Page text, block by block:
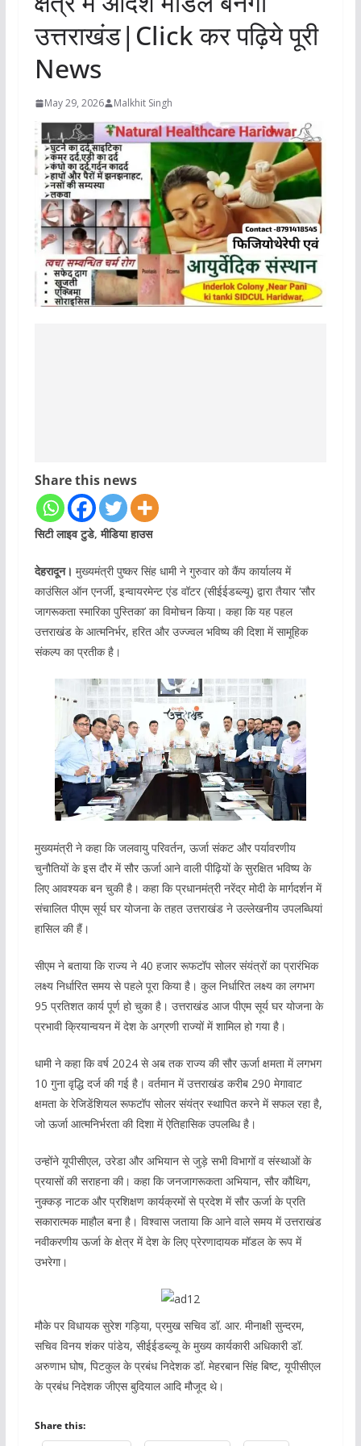
उत्तराखंड|Click कर पढ़िये पूरी
News
May 29, 2026 Malkhit Singh
Share this news
सिटी लाइव टुडे, मीडिया हाउस
देहरादून। मुख्यमंत्री पुष्कर सिंह धामी ने गुरुवार को कैंप कार्यालय में
काउंसिल ऑन एनर्जी, इन्वायरमेन्ट एंड वॉटर (सीईईडब्ल्यू) द्वारा तैयार ‘सौर
जागरूकता स्मारिका पुस्तिका’ का विमोचन किया। कहा कि यह पहल
उत्तराखंड के आत्मनिर्भर, हरित और उज्ज्वल भविष्य की दिशा में सामूहिक
संकल्प का प्रतीक है।
मुख्यमंत्री ने कहा कि जलवायु परिवर्तन, ऊर्जा संकट और पर्यावरणीय
चुनौतियों के इस दौर में सौर ऊर्जा आने वाली पीढ़ियों के सुरक्षित भविष्य के
लिए आवश्यक बन चुकी है। कहा कि प्रधानमंत्री नरेंद्र मोदी के मार्गदर्शन में
संचालित पीएम सूर्य घर योजना के तहत उत्तराखंड ने उल्लेखनीय उपलब्धियां
हासिल की हैं।
सीएम ने बताया कि राज्य ने 40 हजार रूफटॉप सोलर संयंत्रों का प्रारंभिक
लक्ष्य निर्धारित समय से पहले पूरा किया है। कुल निर्धारित लक्ष्य का लगभग
95 प्रतिशत कार्य पूर्ण हो चुका है। उत्तराखंड आज पीएम सूर्य घर योजना के
प्रभावी क्रियान्वयन में देश के अग्रणी राज्यों में शामिल हो गया है।
धामी ने कहा कि वर्ष 2024 से अब तक राज्य की सौर ऊर्जा क्षमता में लगभग
10 गुना वृद्धि दर्ज की गई है। वर्तमान में उत्तराखंड करीब 290 मेगावाट
क्षमता के रेजिडेंशियल रूफटॉप सोलर संयंत्र स्थापित करने में सफल रहा है,
जो ऊर्जा आत्मनिर्भरता की दिशा में ऐतिहासिक उपलब्धि है।
उन्होंने यूपीसीएल, उरेडा और अभियान से जुड़े सभी विभागों व संस्थाओं के
प्रयासों की सराहना की। कहा कि जनजागरूकता अभियान, सौर कौथिग,
नुक्कड़ नाटक और प्रशिक्षण कार्यक्रमों से प्रदेश में सौर ऊर्जा के प्रति
सकारात्मक माहौल बना है। विश्वास जताया कि आने वाले समय में उत्तराखंड
नवीकरणीय ऊर्जा के क्षेत्र में देश के लिए प्रेरणादायक मॉडल के रूप में
उभरेगा।
मौके पर विधायक सुरेश गड़िया, प्रमुख सचिव डॉ. आर. मीनाक्षी सुन्दरम,
सचिव विनय शंकर पांडेय, सीईईडब्ल्यू के मुख्य कार्यकारी अधिकारी डॉ.
अरुणाभ घोष, पिटकुल के प्रबंध निदेशक डॉ. मेहरबान सिंह बिष्ट, यूपीसीएल
के प्रबंध निदेशक जीएस बुदियाल आदि मौजूद थे।
Share this: